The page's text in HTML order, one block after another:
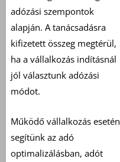
adózási szempontok
alapján. A tanácsadásra
kifizetett összeg megtérül,
ha a vállalkozás indításnál
jól választunk adózási
módot.
Működő vállalkozás esetén
segítünk az adó
optimalizálásban, adót